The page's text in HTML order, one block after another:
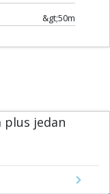
&gt;50m
plus jedan
Next